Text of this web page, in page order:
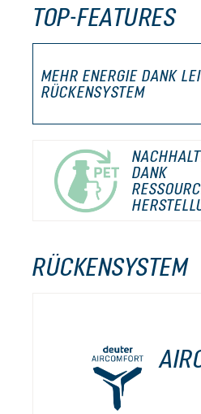
TOP-FEATURES
MEHR ENERGIE DANK
RÜCKENSYSTEM
DANK
RÜCKENSYSTEM